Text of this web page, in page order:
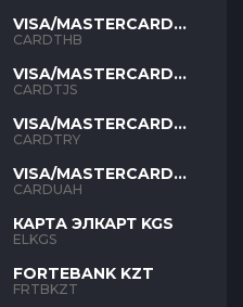
VISA/MASTERCARD
THB
CARDTHB
VISA/MASTERCARD
TJS
CARDTJS
VISA/MASTERCARD
TYR
CARDTRY
VISA/MASTERCARD
UAH
CARDUAH
КАРТА ЭЛКАРТ KGS
ELKGS
FORTEBANK KZT
FRTBKZT